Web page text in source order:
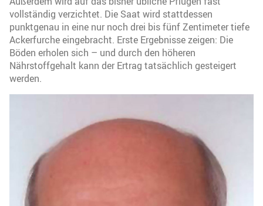
vollständig verzichtet. Die Saat wird stattdessen
punktgenau in eine nur noch drei bis fünf Zentimeter tiefe
Ackerfurche eingebracht. Erste Ergebnisse zeigen: Die
Böden erholen sich – und durch den höheren
Nährstoffgehalt kann der Ertrag tatsächlich gesteigert
werden.